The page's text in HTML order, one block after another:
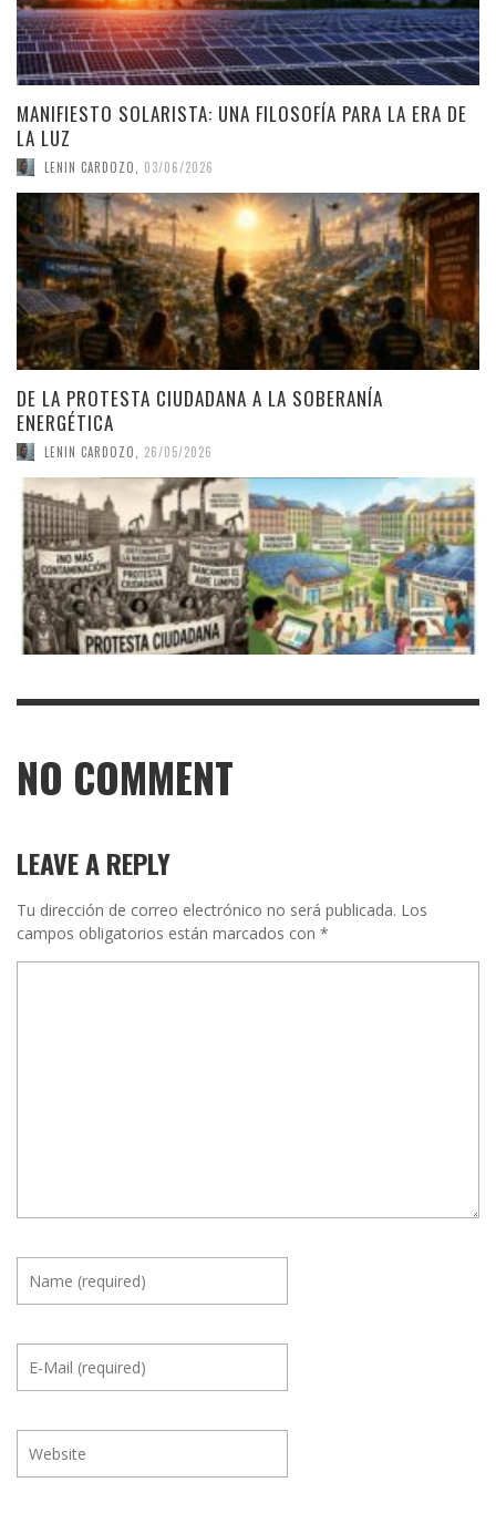
MANIFIESTO SOLARISTA: UNA FILOSOFÍA PARA LA ERA DE
LA LUZ
LENIN CARDOZO 03/06/2026
DE LA PROTESTA CIUDADANA A LA SOBERANÍA
ENERGÉTICA
LENIN CARDOZO 26/05/2026
NO COMMENT
LEAVE A REPLY
Tu dirección de correo electrónico no será publicada. Los
campos obligatorios están marcados con *